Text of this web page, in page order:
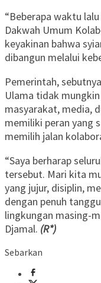
“Beberapa waktu
Dakwah Umum
keyakinan bahwa
dibangun melalui
Pemerintah,
Ulama tidak
masyarakat, media,
memiliki peran yang
memilih jalan
“Saya berharap
tersebut. Mari kita
yang jujur, disiplin,
dengan penuh
lingkungan masing-
Djamal. (R*)
Sebarkan